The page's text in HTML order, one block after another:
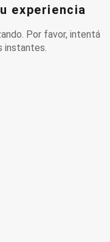
experiencia
Por favor, intentá
instantes.